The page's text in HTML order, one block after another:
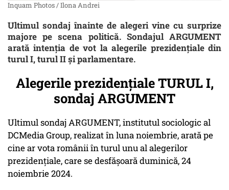
Inquam Photos / Ilona Andrei
Ultimul sondaj înainte de alegeri vine cu surprize
majore pe scena politică. Sondajul ARGUMENT
arată intenția de vot la alegerile prezidențiale din
turul I, turul II și parlamentare.
Alegerile prezidențiale TURUL I,
sondaj ARGUMENT
Ultimul sondaj ARGUMENT, institutul sociologic al
DCMedia Group, realizat în luna noiembrie, arată pe
cine ar vota românii în turul unu al alegerilor
prezidențiale, care se desfășoară duminică, 24
noiembrie 2024.